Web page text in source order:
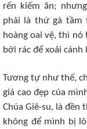
rến kiếm ăn;
phải là thứ gà tầm
hoàng oai vệ, thì nó
bới rác để xoải
Tương tự như thế,
giá cao đẹp của
Chúa Giê-su, là đền
không để mình bị